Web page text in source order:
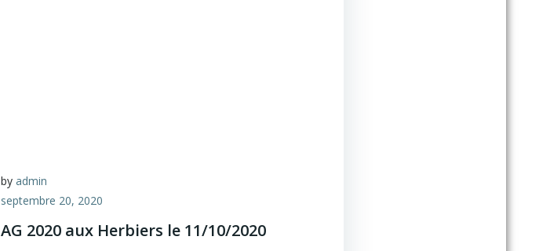
by admin
septembre 20, 2020
AG 2020 aux Herbiers le 11/10/2020